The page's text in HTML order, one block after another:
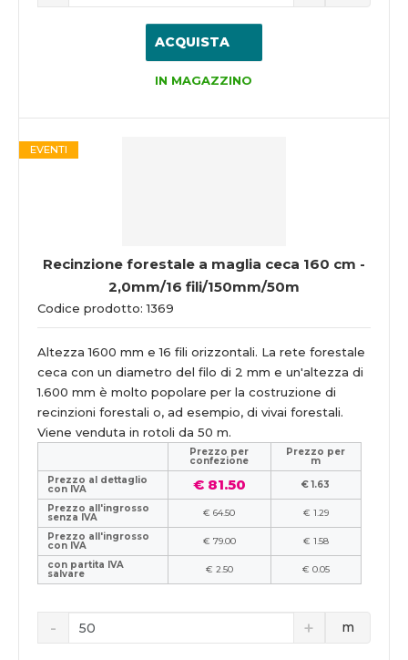
ACQUISTA
IN MAGAZZINO
Recinzione forestale a maglia ceca 160 cm -
2,0mm/16 fili/150mm/50m
Codice prodotto: 1369
EVENTI
Altezza 1600 mm e 16 fili orizzontali. La rete forestale
ceca con un diametro del filo di 2 mm e un'altezza di
1.600 mm è molto popolare per la costruzione di
recinzioni forestali o, ad esempio, di vivai forestali.
Viene venduta in rotoli da 50 m.
Prezzo per
confezione
Prezzo per
m
Prezzo al dettaglio
con IVA € 81.50
€ 1.63
Prezzo all'ingrosso
senza IVA € 64.50
€ 1.29
Prezzo all'ingrosso
con IVA € 79.00
€ 1.58
con partita IVA
salvare € 2.50 € 0.05
m